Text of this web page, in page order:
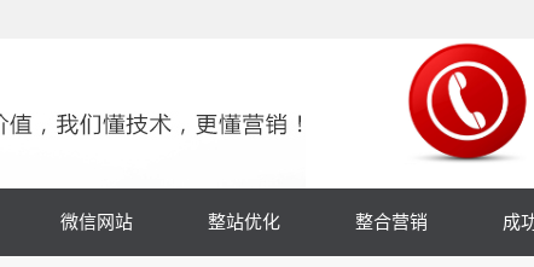
微信网站 整站优化 整合营销 成